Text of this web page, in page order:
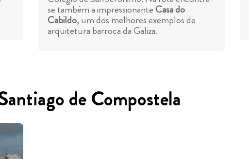
se também a impressionanteCasa do
Cabildo, um dos melhores exemplos de
arquitetura barroca da Galiza.
de Compostela